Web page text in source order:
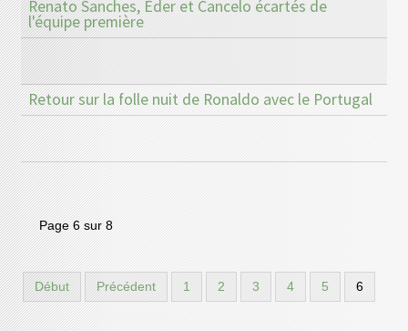
Renato Sanches, Éder et Cancelo écartés de
l'équipe première
Retour sur la folle nuit de Ronaldo avec le Portugal
Page 6 sur 8
Début Précédent 1 2 3 4 5 6